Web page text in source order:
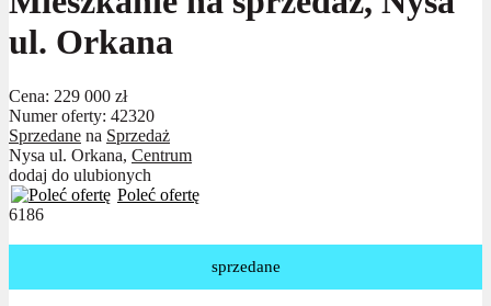
ul. Orkana
Cena: 229 000 zł
Numer oferty: 42320
Sprzedane na Sprzedaż
Nysa ul. Orkana, Centrum
dodaj do ulubionych
Poleć ofertę
6186
sprzedane